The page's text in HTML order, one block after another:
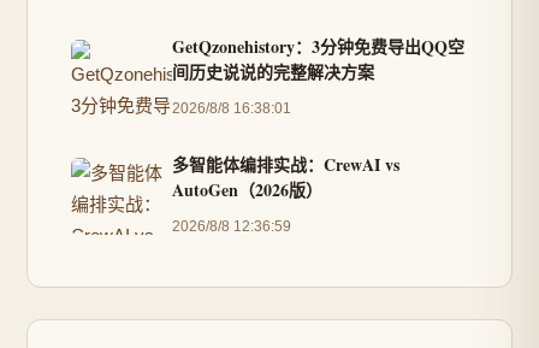
GetQzonehistory：3分钟免费导出QQ空
间历史说说的完整解决方案
2026/8/8 16:38:01
多智能体编排实战：CrewAI vs
AutoGen（2026版）
2026/8/8 12:36:59